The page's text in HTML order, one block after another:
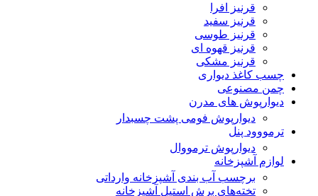
قرنیز افرا
قرنیز سفید
قرنیز طوسی
قرنیز قهوه ای
قرنیز مشکی
چسب کاغذ دیواری
چمن مصنوعی
دیوارپوش های مدرن
دیوارپوش فومی پشت چسبدار
ترمووود پنل
دیوارپوش ترمووال
لوازم آشپزخانه
برچسب آب بندی آشپزخانه وارداتی
تخته‌های برش استیل آشپزخانه